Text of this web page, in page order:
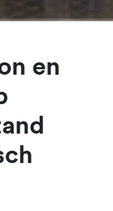
en